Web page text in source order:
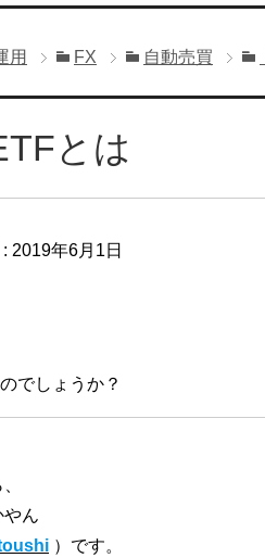
用 FX 自動売買
とは
2019年6月1日
でしょうか？
やん
）です。